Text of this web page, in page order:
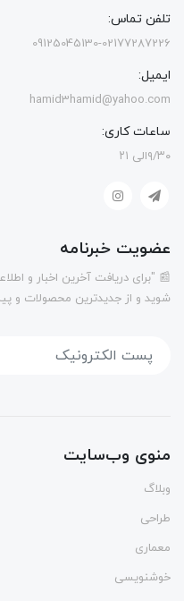
تلفن تماس:
09125045130-02177287226
ایمیل:
hamid3hamid@yahoo.com
ساعات کاری:
۹/۳۰الی ۲۱
عضویت خبرنامه
📰 "برای دریافت آخرین اخبار و
شوید و از جدیدترین محصولات و
منوی وب‌سایت
وبلاگ
طراحی
معماری
خوشنویسی